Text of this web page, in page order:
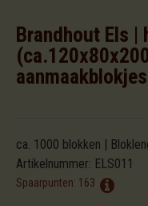
Brandhout Els |
aanmaakblokjes
ca. 1000 blokken |
Artikelnummer: ELS011
Spaarpunten: 163